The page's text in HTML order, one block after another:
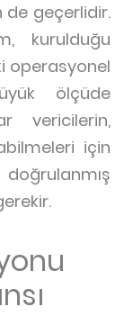
de geçerlidir.
kurulduğu
operasyonel
ölçüde
vericilerin,
için